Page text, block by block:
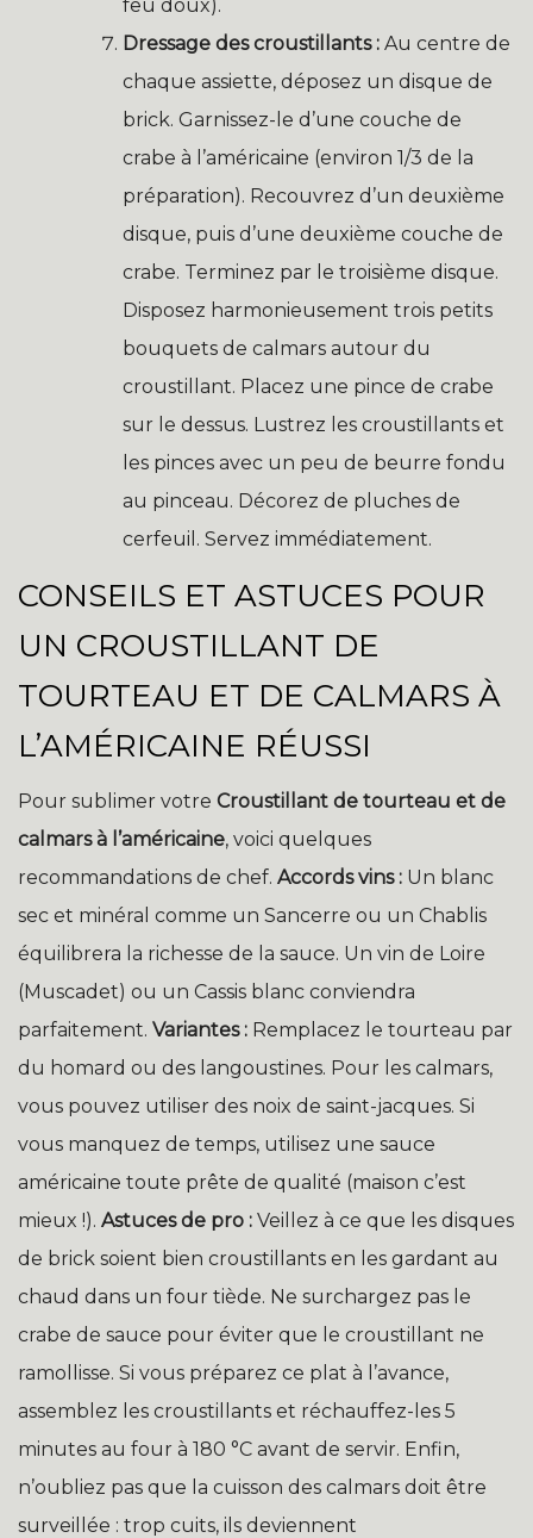
feu doux).
Dressage des croustillants : Au centre de
chaque assiette, déposez un disque de
brick. Garnissez-le d’une couche de
crabe à l’américaine (environ 1/3 de la
préparation). Recouvrez d’un deuxième
disque, puis d’une deuxième couche de
crabe. Terminez par le troisième disque.
Disposez harmonieusement trois petits
bouquets de calmars autour du
croustillant. Placez une pince de crabe
sur le dessus. Lustrez les croustillants et
les pinces avec un peu de beurre fondu
au pinceau. Décorez de pluches de
cerfeuil. Servez immédiatement.
CONSEILS ET ASTUCES POUR
UN CROUSTILLANT DE
TOURTEAU ET DE CALMARS À
L’AMÉRICAINE RÉUSSI
Pour sublimer votre Croustillant de tourteau et de
calmars à l’américaine, voici quelques
recommandations de chef. Accords vins : Un blanc
sec et minéral comme un Sancerre ou un Chablis
équilibrera la richesse de la sauce. Un vin de Loire
(Muscadet) ou un Cassis blanc conviendra
parfaitement. Variantes : Remplacez le tourteau par
du homard ou des langoustines. Pour les calmars,
vous pouvez utiliser des noix de saint-jacques. Si
vous manquez de temps, utilisez une sauce
américaine toute prête de qualité (maison c’est
mieux !). Astuces de pro : Veillez à ce que les disques
de brick soient bien croustillants en les gardant au
chaud dans un four tiède. Ne surchargez pas le
crabe de sauce pour éviter que le croustillant ne
ramollisse. Si vous préparez ce plat à l’avance,
assemblez les croustillants et réchauffez-les 5
minutes au four à 180 °C avant de servir. Enfin,
n’oubliez pas que la cuisson des calmars doit être
surveillée : trop cuits, ils deviennent